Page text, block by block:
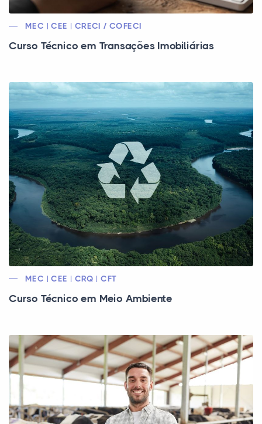
MEC | CEE | CRECI / COFECI
Curso Técnico em Transações Imobiliárias
MEC | CEE | CRQ | CFT
Curso Técnico em Meio Ambiente